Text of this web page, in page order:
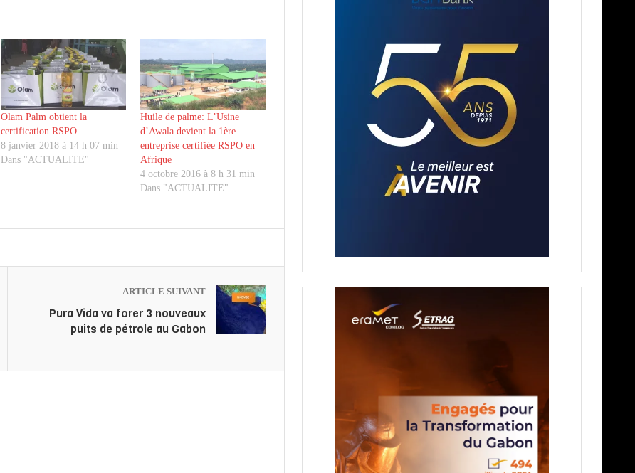
Olam Palm obtient la
certification RSPO
8 janvier 2018 à 14 h 07 min
Dans "ACTUALITE"
Huile de palme: L’Usine
d’Awala devient la 1ère
entreprise certifiée RSPO en
Afrique
4 octobre 2016 à 8 h 31 min
Dans "ACTUALITE"
ARTICLE SUIVANT
Pura Vida va forer 3 nouveaux
puits de pétrole au Gabon